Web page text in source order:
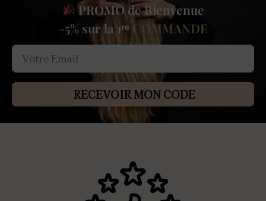
PROMO de Bienvenue
-5% sur la 1ʳᵉ COMMANDE
RECEVOIR MON CODE